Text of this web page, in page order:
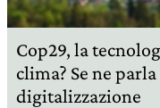
Cop29, la
clima? Se ne
digitalizzazione